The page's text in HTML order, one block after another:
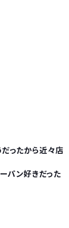
ったから近々店
パン好きだった